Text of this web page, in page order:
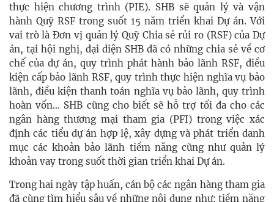
thực hiện chương trình (PIE). SHB sẽ quản lý và vận
hành Quỹ RSF trong suốt 15 năm triển khai Dự án. Với
vai trò là Đơn vị quản lý Quỹ Chia sẻ rủi ro (RSF) của Dự
án, tại hội nghị, đại diện SHB đã có những chia sẻ về cơ
chế của dự án, quy trình phát hành bảo lãnh RSF, điều
kiện cấp bảo lãnh RSF, quy trình thực hiện nghĩa vụ bảo
lãnh, điều kiện thanh toán nghĩa vụ bảo lãnh, quy trình
hoàn vốn… SHB cũng cho biết sẽ hỗ trợ tối đa cho các
ngân hàng thương mại tham gia (PFI) trong việc xác
định các tiểu dự án hợp lệ, xây dựng và phát triển danh
mục các khoản bảo lãnh tiềm năng cũng như quản lý
khoản vay trong suốt thời gian triển khai Dự án.
Trong hai ngày tập huấn, cán bộ các ngân hàng tham gia
đã cùng tìm hiểu sâu về những nội dung như: tiềm năng